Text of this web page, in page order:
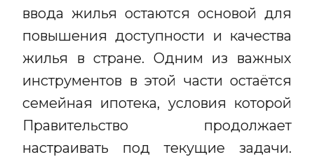
ввода жилья остаются основой для
повышения доступности и качества
жилья в стране. Одним из важных
инструментов в этой части остаётся
семейная ипотека, условия которой
Правительство продолжает
настраивать под текущие задачи.